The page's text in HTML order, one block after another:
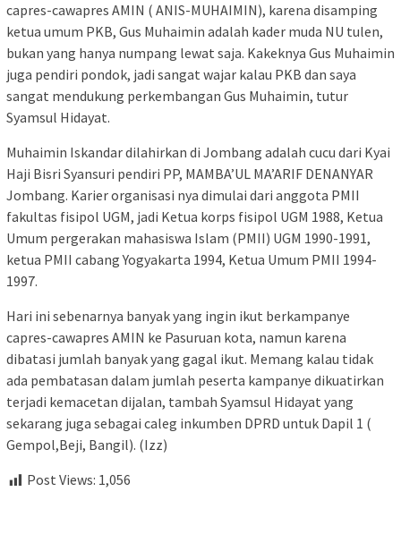
capres-cawapres AMIN ( ANIS-MUHAIMIN), karena disamping
ketua umum PKB, Gus Muhaimin adalah kader muda NU tulen,
bukan yang hanya numpang lewat saja. Kakeknya Gus Muhaimin
juga pendiri pondok, jadi sangat wajar kalau PKB dan saya
sangat mendukung perkembangan Gus Muhaimin, tutur
Syamsul Hidayat.
Muhaimin Iskandar dilahirkan di Jombang adalah cucu dari Kyai
Haji Bisri Syansuri pendiri PP, MAMBA’UL MA’ARIF DENANYAR
Jombang. Karier organisasi nya dimulai dari anggota PMII
fakultas fisipol UGM, jadi Ketua korps fisipol UGM 1988, Ketua
Umum pergerakan mahasiswa Islam (PMII) UGM 1990-1991,
ketua PMII cabang Yogyakarta 1994, Ketua Umum PMII 1994-
1997.
Hari ini sebenarnya banyak yang ingin ikut berkampanye
capres-cawapres AMIN ke Pasuruan kota, namun karena
dibatasi jumlah banyak yang gagal ikut. Memang kalau tidak
ada pembatasan dalam jumlah peserta kampanye dikuatirkan
terjadi kemacetan dijalan, tambah Syamsul Hidayat yang
sekarang juga sebagai caleg inkumben DPRD untuk Dapil 1 (
Gempol,Beji, Bangil). (Izz)
Post Views: 1,056